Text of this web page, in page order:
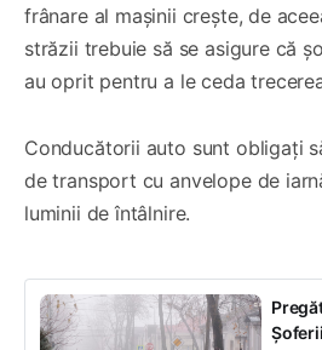
frânare al mașinii crește, de
străzii trebuie să se asigure că
au oprit pentru a le ceda
Conducătorii auto sunt obligați
de transport cu anvelope de
luminii de întâlnire.